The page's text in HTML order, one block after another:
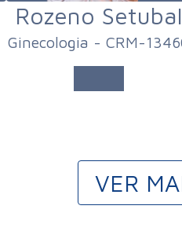
Rozeno Setubal
Ginecologia - CRM-
VER